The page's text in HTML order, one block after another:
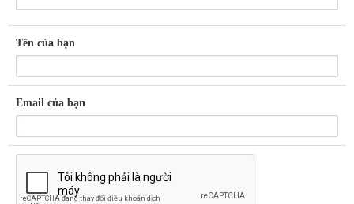
Tên của bạn
Email của bạn